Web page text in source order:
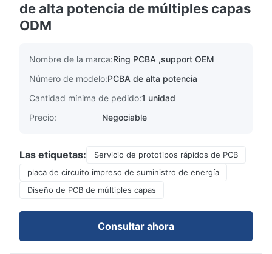
de alta potencia de múltiples capas
ODM
Nombre de la marca:Ring PCBA ,support OEM
Número de modelo:PCBA de alta potencia
Cantidad mínima de pedido:1 unidad
Precio:
Negociable
Las etiquetas:
Servicio de prototipos rápidos de PCB
placa de circuito impreso de suministro de energía
Diseño de PCB de múltiples capas
Consultar ahora